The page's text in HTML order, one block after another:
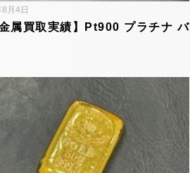
金属買取実績】Pt900 プラチナ バ
月4日